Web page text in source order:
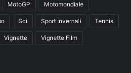
MotoGP Motomondiale
Sci Sport invernali Tennis
Vignette Vignette Film